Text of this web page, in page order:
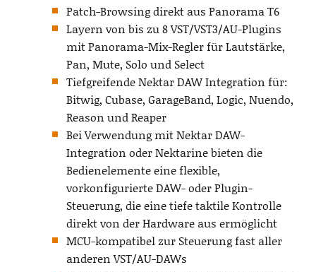
Patch-Browsing direkt aus Panorama T6
Layern von bis zu 8 VST/VST3/AU-Plugins
mit Panorama-Mix-Regler für Lautstärke,
Pan, Mute, Solo und Select
Tiefgreifende Nektar DAW Integration für:
Bitwig, Cubase, GarageBand, Logic, Nuendo,
Reason und Reaper
Bei Verwendung mit Nektar DAW-
Integration oder Nektarine bieten die
Bedienelemente eine flexible,
vorkonfigurierte DAW- oder Plugin-
Steuerung, die eine tiefe taktile Kontrolle
direkt von der Hardware aus ermöglicht
MCU-kompatibel zur Steuerung fast aller
anderen VST/AU-DAWs